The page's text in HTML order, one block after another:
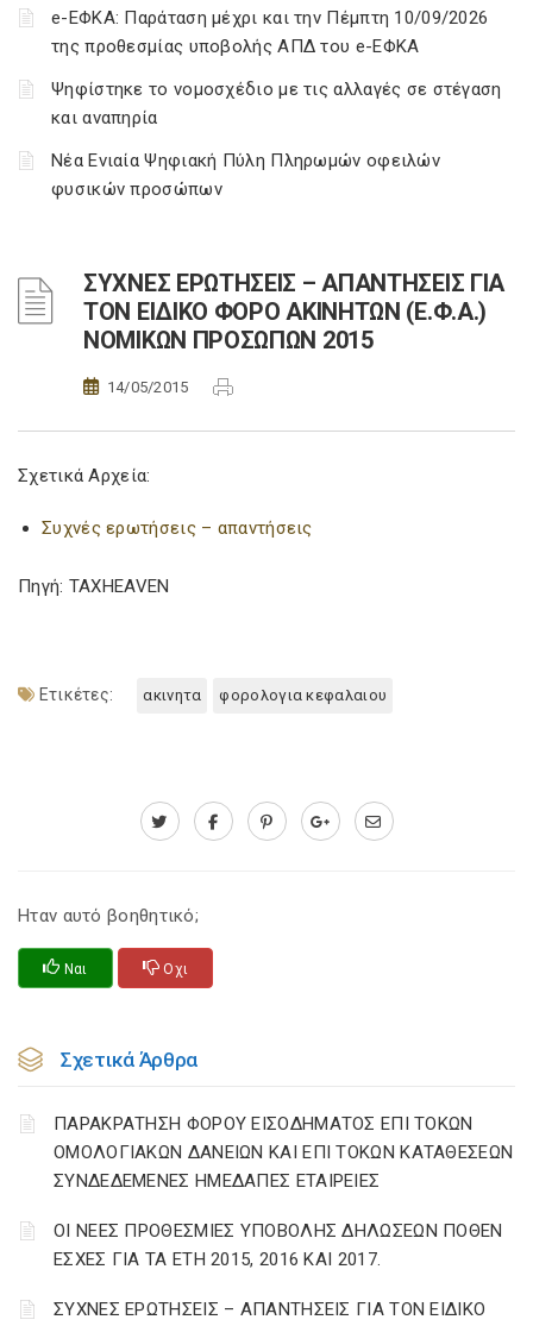
e-ΕΦΚΑ: Παράταση μέχρι και την Πέμπτη 10/09/2026
της προθεσμίας υποβολής ΑΠΔ του e-ΕΦΚΑ
Ψηφίστηκε το νομοσχέδιο με τις αλλαγές σε στέγαση
και αναπηρία
Νέα Ενιαία Ψηφιακή Πύλη Πληρωμών οφειλών
φυσικών προσώπων
ΣΥΧΝΕΣ ΕΡΩΤΗΣΕΙΣ – ΑΠΑΝΤΗΣΕΙΣ ΓΙΑ
ΤΟΝ ΕΙΔΙΚΟ ΦΟΡΟ ΑΚΙΝΗΤΩΝ (Ε.Φ.Α.)
ΝΟΜΙΚΩΝ ΠΡΟΣΩΠΩΝ 2015
14/05/2015
Σχετικά Αρχεία:
Συχνές ερωτήσεις – απαντήσεις
Πηγή: TAXHEAVEN
Ετικέτες: ακινητα φορολογια κεφαλαιου
Ηταν αυτό βοηθητικό;
Ναι Οχι
Σχετικά Άρθρα
ΠΑΡΑΚΡΑΤΗΣΗ ΦΟΡΟΥ ΕΙΣΟΔΗΜΑΤΟΣ ΕΠΙ ΤΟΚΩΝ
ΟΜΟΛΟΓΙΑΚΩΝ ΔΑΝΕΙΩΝ ΚΑΙ ΕΠΙ ΤΟΚΩΝ ΚΑΤΑΘΕΣΕΩΝ
ΣΥΝΔΕΔΕΜΕΝΕΣ ΗΜΕΔΑΠΕΣ ΕΤΑΙΡΕΙΕΣ
ΟΙ ΝΕΕΣ ΠΡΟΘΕΣΜΙΕΣ ΥΠΟΒΟΛΗΣ ΔΗΛΩΣΕΩΝ ΠΟΘΕΝ
ΕΣΧΕΣ ΓΙΑ ΤΑ ΕΤΗ 2015, 2016 ΚΑΙ 2017.
ΣΥΧΝΕΣ ΕΡΩΤΗΣΕΙΣ – ΑΠΑΝΤΗΣΕΙΣ ΓΙΑ ΤΟΝ ΕΙΔΙΚΟ